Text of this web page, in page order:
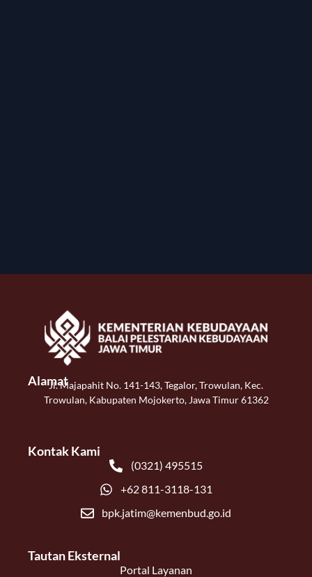
AlamatJl. Majapahit No. 141-143, Tegalor, Trowulan, Kec.
Trowulan, Kabupaten Mojokerto, Jawa Timur 61362
Kontak Kami
(0321) 495515
+62 811-3118-131
bpk.jatim@kemenbud.go.id
Tautan Eksternal
Portal Layanan